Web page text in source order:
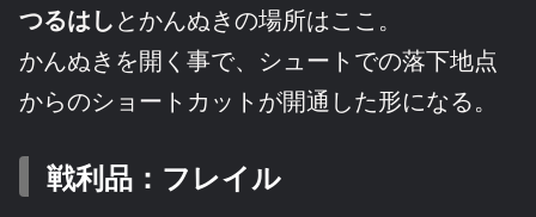
つるはしとかんぬきの場所はここ。
かんぬきを開く事で、シュートでの落下地点
からのショートカットが開通した形になる。
戦利品：フレイル